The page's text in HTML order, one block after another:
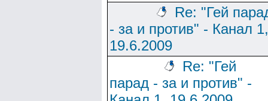
Re: "Гей
- за и против" - Канал 1,
19.6.2009
Re: "Гей
парад - за и против" -